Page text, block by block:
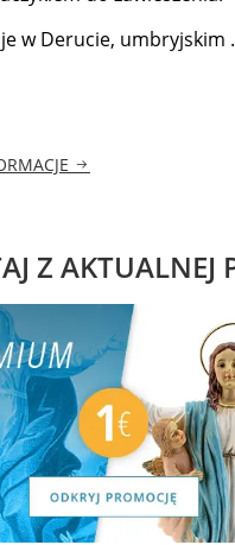
w Derucie, umbryjskim
Z AKTUALNEJ